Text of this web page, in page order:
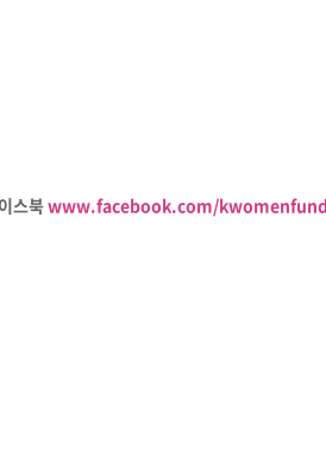
스북www.facebook.com/kwomenfund